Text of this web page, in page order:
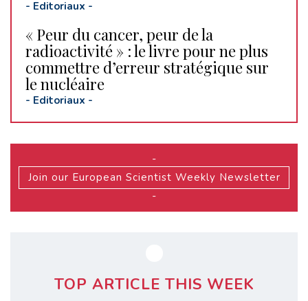
- Editoriaux -
« Peur du cancer, peur de la
radioactivité » : le livre pour ne plus
commettre d’erreur stratégique sur
le nucléaire
- Editoriaux -
-
Join our European Scientist Weekly Newsletter
-
TOP ARTICLE THIS WEEK